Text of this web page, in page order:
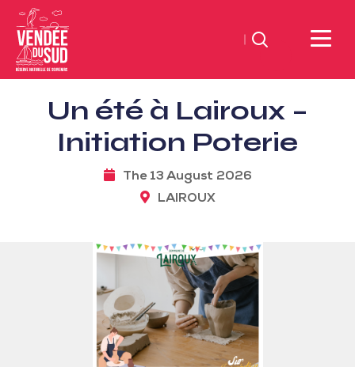
Sud
Vendée
TourismSouth
Search
Un été à Lairoux –
Initiation Poterie
The 13 August 2026
LAIROUX